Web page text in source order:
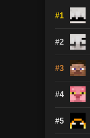
#1
#2
#3
#4
#5